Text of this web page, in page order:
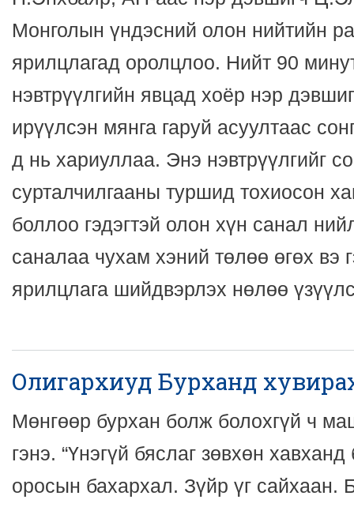
Монголын үндэсний олон нийтийн
ярилцлагад оролцлоо. Нийт 90
нэвтрүүлгийн явцад хоёр нэр
ирүүлсэн мянга гаруй асуултаас
д нь хариуллаа. Энэ нэвтрүүлгийг
сурталчилгааны туршид тохиосон
боллоо гэдэгтэй олон хүн санал
саналаа чухам хэний төлөө өгөх вэ
ярилцлага шийдвэрлэх нөлөө
Олигархиуд Бурханд
Мөнгөөр бурхан болж болохгүй ч
гэнэ. “Үнэгүй бяслаг зөвхөн хавханд
оросын бахархал. Зүйр үг сайхаан.